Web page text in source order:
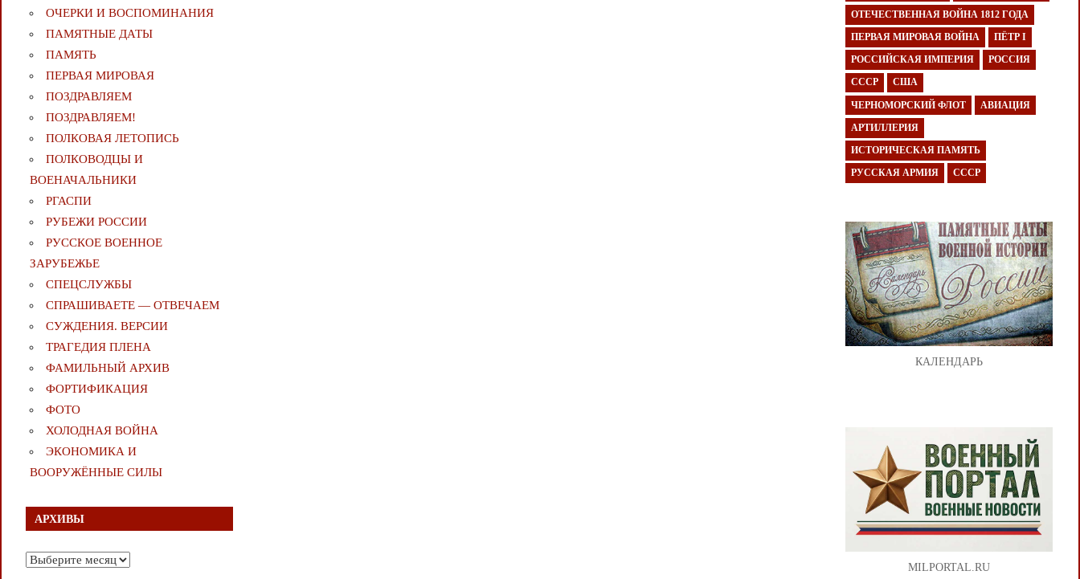
ОЧЕРКИ И ВОСПОМИНАНИЯ
ПАМЯТНЫЕ ДАТЫ
ПАМЯТЬ
ПЕРВАЯ МИРОВАЯ
ПОЗДРАВЛЯЕМ
ПОЗДРАВЛЯЕМ!
ПОЛКОВАЯ ЛЕТОПИСЬ
ПОЛКОВОДЦЫ И
ВОЕНАЧАЛЬНИКИ
РГАСПИ
РУБЕЖИ РОССИИ
РУССКОЕ ВОЕННОЕ
ЗАРУБЕЖЬЕ
СПЕЦСЛУЖБЫ
СПРАШИВАЕТЕ — ОТВЕЧАЕМ
СУЖДЕНИЯ. ВЕРСИИ
ТРАГЕДИЯ ПЛЕНА
ФАМИЛЬНЫЙ АРХИВ
ФОРТИФИКАЦИЯ
ФОТО
ХОЛОДНАЯ ВОЙНА
ЭКОНОМИКА И
ВООРУЖЁННЫЕ СИЛЫ
АРХИВЫ
Архивы
ОТЕЧЕСТВЕННАЯ ВОЙНА 1812 ГОДА
ПЕРВАЯ МИРОВАЯ ВОЙНА ПЁТР I
РОССИЙСКАЯ ИМПЕРИЯ РОССИЯ
СССР США
ЧЕРНОМОРСКИЙ ФЛОТ АВИАЦИЯ
АРТИЛЛЕРИЯ
ИСТОРИЧЕСКАЯ ПАМЯТЬ
РУССКАЯ АРМИЯ СССР
КАЛЕНДАРЬ
MILPORTAL.RU